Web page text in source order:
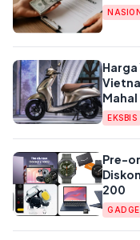
Mahal
EKSBIS
Pre-
200